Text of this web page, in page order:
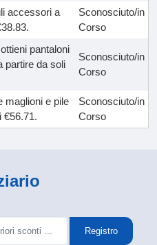
accessori a
Sconosciuto/in
Corso
pantaloni
partire da soli
Sconosciuto/in
Corso
maglioni e pile
€56.71.
Sconosciuto/in
Corso
Registro